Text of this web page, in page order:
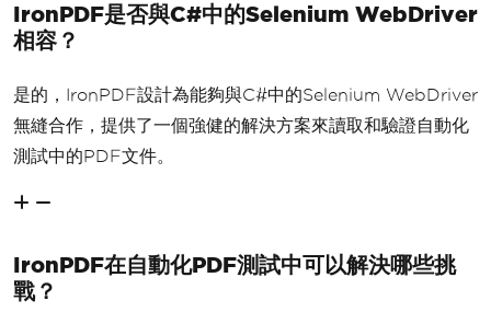
IronPDF是否與C#中的Selenium WebDriver
相容？
是的，IronPDF設計為能夠與C#中的Selenium WebDriver
無縫合作，提供了一個強健的解決方案來讀取和驗證自動化
測試中的PDF文件。
IronPDF在自動化PDF測試中可以解決哪些挑
戰？